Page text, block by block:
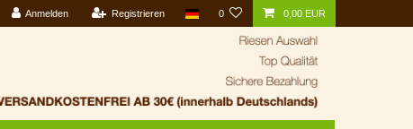
Anmelden Registrieren 0 0,00 EUR